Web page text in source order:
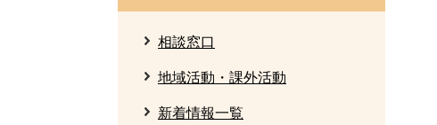
相談窓口
地域活動・課外活動
新着情報一覧